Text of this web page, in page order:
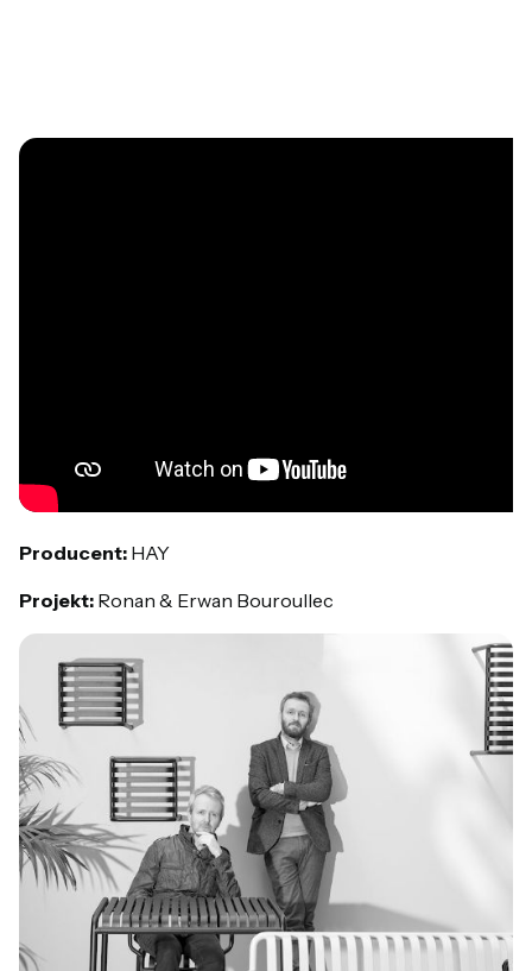
Producent: HAY
Projekt: Ronan & Erwan Bouroullec